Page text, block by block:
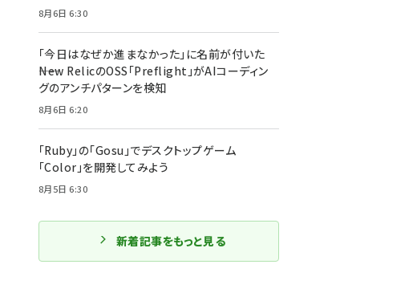
8月6日 6:30
「今日はなぜか進まなかった」に名前が付いた
――New RelicのOSS「Preflight」がAIコーディン
グのアンチパターンを検知
8月6日 6:20
「Ruby」の「Gosu」でデスクトップゲーム
「Color」を開発してみよう
8月5日 6:30
新着記事をもっと見る